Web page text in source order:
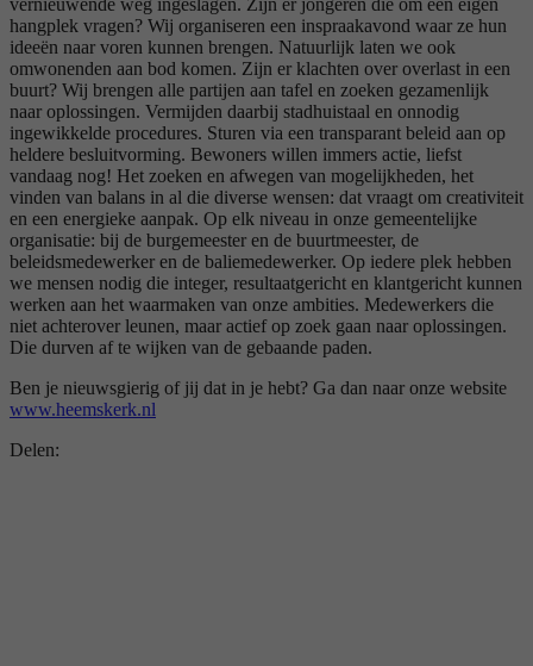
hangplek vragen? Wij organiseren een inspraakavond waar ze hun
ideeën naar voren kunnen brengen. Natuurlijk laten we ook
omwonenden aan bod komen. Zijn er klachten over overlast in een
buurt? Wij brengen alle partijen aan tafel en zoeken gezamenlijk
naar oplossingen. Vermijden daarbij stadhuistaal en onnodig
ingewikkelde procedures. Sturen via een transparant beleid aan op
heldere besluitvorming. Bewoners willen immers actie, liefst
vandaag nog! Het zoeken en afwegen van mogelijkheden, het
vinden van balans in al die diverse wensen: dat vraagt om creativiteit
en een energieke aanpak. Op elk niveau in onze gemeentelijke
organisatie: bij de burgemeester en de buurtmeester, de
beleidsmedewerker en de baliemedewerker. Op iedere plek hebben
we mensen nodig die integer, resultaatgericht en klantgericht kunnen
werken aan het waarmaken van onze ambities. Medewerkers die
niet achterover leunen, maar actief op zoek gaan naar oplossingen.
Die durven af te wijken van de gebaande paden.
Ben je nieuwsgierig of jij dat in je hebt? Ga dan naar onze website
www.heemskerk.nl
Delen: